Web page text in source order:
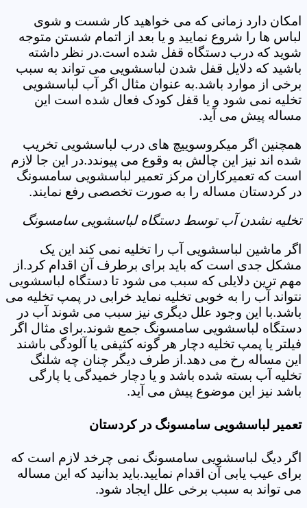
امکان دارد زمانی که می خواهید کار شست و شوی
لباس ها را شروع نمایید و یا بعد از اتمام شستن متوجه
شوید که درب دستگاه قفل شده است.در نظر داشته
باشید که دلایل قفل شدن لباسشویی می تواند به سبب
برخی از موارد باشد.به عنوان مثال اگر آب لباسشویی
تخلیه نمی شود و یا قفل کودک فعال شده است این
مساله پیش می آید.
همچنین اگر میکروسوییچ های درب لباسشویی تخریب
شده اند نیز این چالش به وقوع می پیوندد.در این جا لازم
است که تعمیرکاران مرکز تعمیر لباسشویی سامسونگ
در کردستان مساله را به صورت تخصصی رفع نمایند.
تخلیه نشدن آب توسط دستگاه لباسشویی سامسونگ
اگر ماشین لباسشویی آب را تخلیه نمی کند این یک
مشکل جدی است که باید برای برطرف آن اقدام کرد.از
مهم ترین دلایلی که سبب می شود تا دستگاه لباسشویی
نتواند آب را به خوبی تخلیه نماید خرابی در پمپ تخلیه می
باشد.با این وجود علل دیگری نیز سبب می شوند آب در
دستگاه لباسشویی سامسونگ جمع شوند.برای مثال اگر
فیلتر یا پمپ تخلیه دچار هر گونه کثیفی یا آلودگی باشند
این مساله رخ می دهد.از طرف دیگر چنان چه شلنگ
تخلیه آب بسته شده باشد و یا دچار خمیدگی یا پارگی
باشد نیز این موضوع پیش می آید.
تعمیر لباسشویی سامسونگ در کردستان
اگر دیگ لباسشویی سامسونگ نمی چرخد لازم است که
برای عیب یابی آن اقدام نمایید.باید بدانید که این مساله
می تواند به سبب برخی علل ایجاد شود.